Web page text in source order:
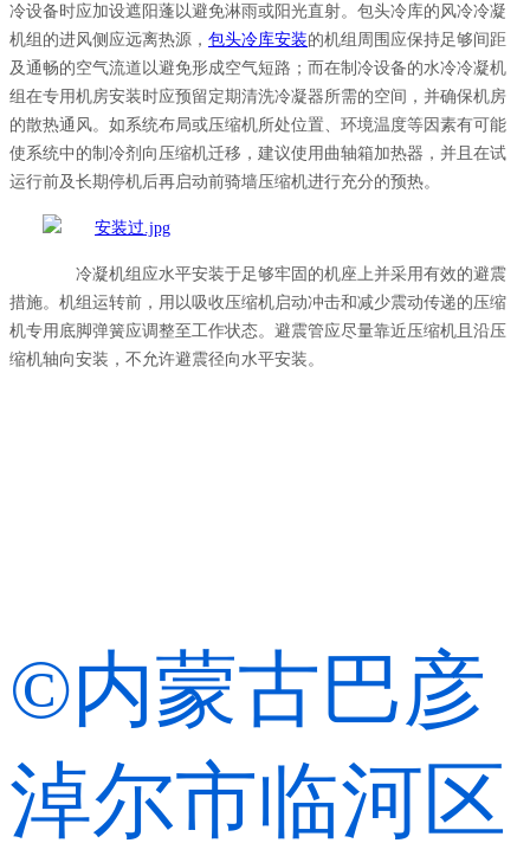
冷设备时应加设遮阳蓬以避免淋雨或阳光直射。包头冷库的风冷冷凝
机组的进风侧应远离热源， 包头冷库安装的机组周围应保持足够间距
及通畅的空气流道以避免形成空气短路；而在制冷设备的水冷冷凝机
组在专用机房安装时应预留定期清洗冷凝器所需的空间，并确保机房
的散热通风。如系统布局或压缩机所处位置、环境温度等因素有可能
使系统中的制冷剂向压缩机迁移，建议使用曲轴箱加热器，并且在试
运行前及长期停机后再启动前骑墙压缩机进行充分的预热。
冷凝机组应水平安装于足够牢固的机座上并采用有效的避震
措施。机组运转前，用以吸收压缩机启动冲击和减少震动传递的压缩
机专用底脚弹簧应调整至工作状态。避震管应尽量靠近压缩机且沿压
缩机轴向安装，不允许避震径向水平安装。
©内蒙古巴彦
淖尔市临河区